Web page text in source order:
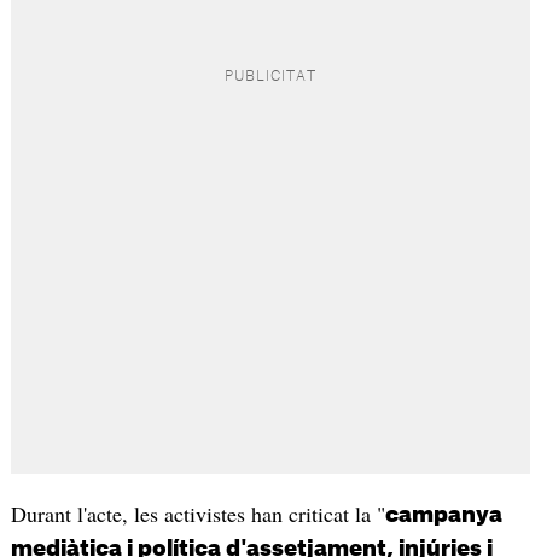
Durant l'acte, les activistes han criticat la "campanya
mediàtica i política d'assetjament, injúries i